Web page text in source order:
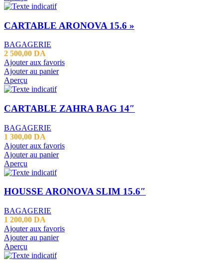
CARTABLE ARONOVA 15.6 »
BAGAGERIE
2 500,00 DA
Ajouter aux favoris
Ajouter au panier
Aperçu
CARTABLE ZAHRA BAG 14″
BAGAGERIE
1 300,00 DA
Ajouter aux favoris
Ajouter au panier
Aperçu
HOUSSE ARONOVA SLIM 15.6″
BAGAGERIE
1 200,00 DA
Ajouter aux favoris
Ajouter au panier
Aperçu